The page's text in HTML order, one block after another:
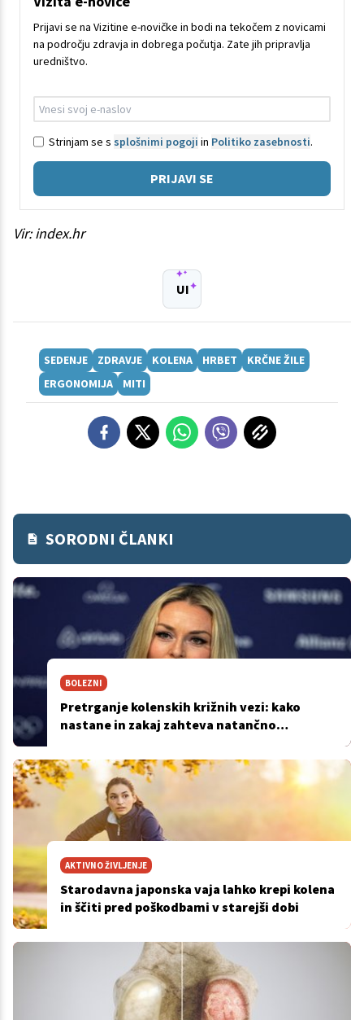
Prijavi se na Vizitine e-novičke in bodi na tekočem z novicami
na področju zdravja in dobrega počutja. Zate jih pripravlja
uredništvo.
Strinjam se s splošnimi pogoji in Politiko zasebnosti.
PRIJAVI SE
Vir: index.hr
UI
SEDENJE ZDRAVJE KOLENA HRBET
KRČNE ŽILE
ERGONOMIJA
MITI
SORODNI ČLANKI
BOLEZNI
Pretrganje kolenskih križnih vezi: kako
nastane in zakaj zahteva natančno
AKTIVNO ŽIVLJENJE
Starodavna japonska vaja lahko krepi kolena
in ščiti pred poškodbami v starejši dobi